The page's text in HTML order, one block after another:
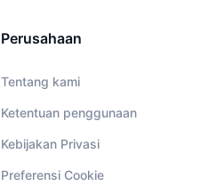
Perusahaan
Tentang kami
Ketentuan penggunaan
Kebijakan Privasi
Preferensi Cookie